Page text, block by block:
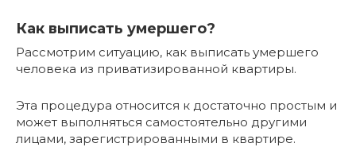
Как выписать умершего?
Рассмотрим ситуацию, как выписать умершего
человека из приватизированной квартиры.
Эта процедура относится к достаточно простым и
может выполняться самостоятельно другими
лицами, зарегистрированными в квартире.